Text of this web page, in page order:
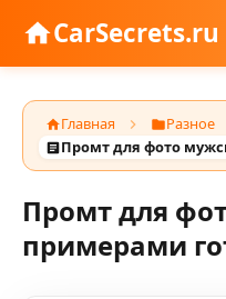
CarSecrets.ru
Главная
Разное
Промт для
примерами